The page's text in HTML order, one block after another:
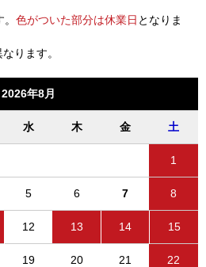
色がついた部分は休業日 となりま
ります。
2026年8月
水 木 金 土
1
5 6 7 8
12 13 14 15
19 20 21 22